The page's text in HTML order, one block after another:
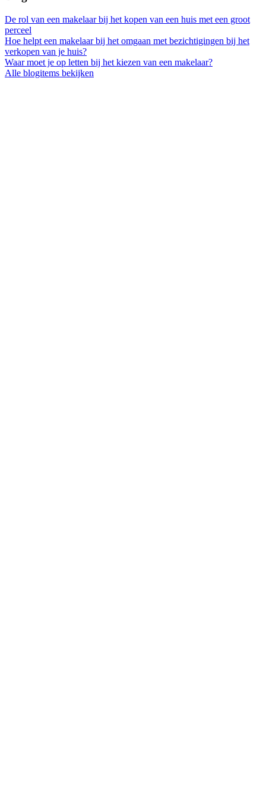
De rol van een makelaar bij het kopen van een huis met een groot
perceel
Hoe helpt een makelaar bij het omgaan met bezichtigingen bij het
verkopen van je huis?
Waar moet je op letten bij het kiezen van een makelaar?
Alle blogitems bekijken